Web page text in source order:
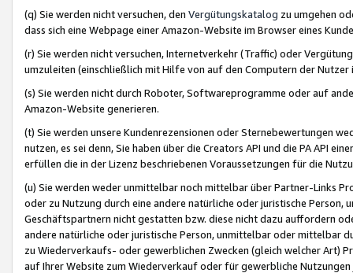
(q) Sie werden nicht versuchen, den Vergütungskatalog zu umgehen
dass sich eine Webpage einer Amazon-Website im Browser eines
(r) Sie werden nicht versuchen, Internetverkehr (Traffic) oder
umzuleiten (einschließlich mit Hilfe von auf den Computern der
(s) Sie werden nicht durch Roboter, Softwareprogramme oder auf
Amazon-Website generieren.
(t) Sie werden unsere Kundenrezensionen oder Sternebewertungen
nutzen, es sei denn, Sie haben über die Creators API und die PA API
erfüllen die in der Lizenz beschriebenen Voraussetzungen für die
(u) Sie werden weder unmittelbar noch mittelbar über Partner-Links
oder zu Nutzung durch eine andere natürliche oder juristische
Geschäftspartnern nicht gestatten bzw. diese nicht dazu auffordern
andere natürliche oder juristische Person, unmittelbar oder mittelbar
zu Wiederverkaufs- oder gewerblichen Zwecken (gleich welcher Art)
auf Ihrer Website zum Wiederverkauf oder für gewerbliche